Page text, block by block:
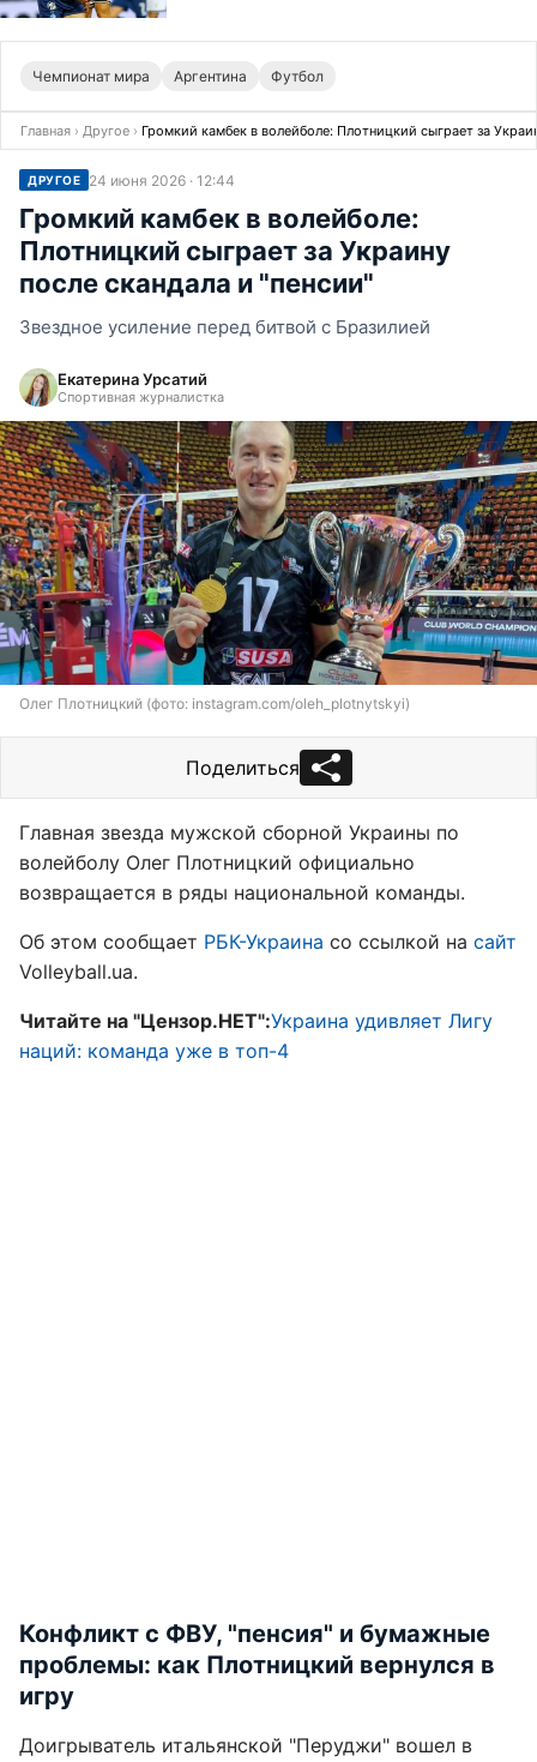
Чемпионат мира Аргентина Футбол
Главная › Другое › Громкий камбек в волейболе: Плотницкий сыграет за
ДРУГОЕ 24 июня 2026 · 12:44
Громкий камбек в волейболе:
Плотницкий сыграет за Украину
после скандала и "пенсии"
Звездное усиление перед битвой с Бразилией
Екатерина Урсатий
Спортивная журналистка
Олег Плотницкий (фото: instagram.com/oleh_plotnytskyi)
Поделиться
Главная звезда мужской сборной Украины по
волейболу Олег Плотницкий официально
возвращается в ряды национальной команды.
Об этом сообщает РБК-Украина со ссылкой на сайт
Volleyball.ua.
Читайте на "Цензор.НЕТ":Украина удивляет Лигу
наций: команда уже в топ-4
Конфликт с ФВУ, "пенсия" и бумажные
проблемы: как Плотницкий вернулся в
игру
Доигрыватель итальянской "Перуджи" вошел в